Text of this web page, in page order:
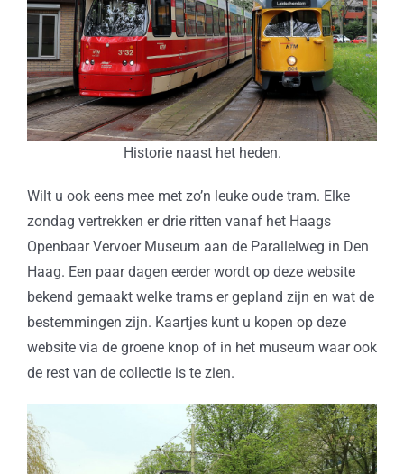
Historie naast het heden.
Wilt u ook eens mee met zo’n leuke oude tram. Elke
zondag vertrekken er drie ritten vanaf het Haags
Openbaar Vervoer Museum aan de Parallelweg in Den
Haag. Een paar dagen eerder wordt op deze website
bekend gemaakt welke trams er gepland zijn en wat de
bestemmingen zijn. Kaartjes kunt u kopen op deze
website via de groene knop of in het museum waar ook
de rest van de collectie is te zien.